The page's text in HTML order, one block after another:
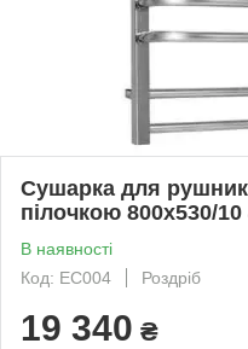
Сушарка для
пілочкою 800х530/
В наявності
Код: ЕС004
Роздріб
19 340 ₴